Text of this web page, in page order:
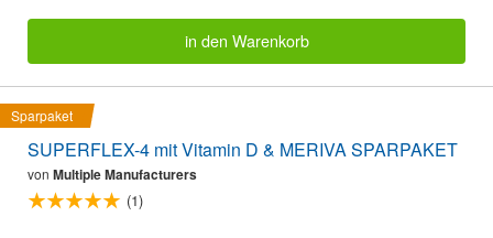
in den Warenkorb
Sparpaket
SUPERFLEX-4 mit Vitamin D & MERIVA SPARPAKET
von Multiple Manufacturers
(1)